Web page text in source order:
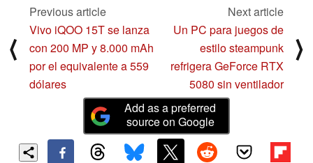
⟨
Previous article
Vivo iQOO 15T se lanza
con 200 MP y 8.000 mAh
por el equivalente a 559
dólares
Next article
Un PC para juegos de
estilo steampunk
refrigera GeForce RTX
5080 sin ventilador
⟩
Add as a preferred
source on Google